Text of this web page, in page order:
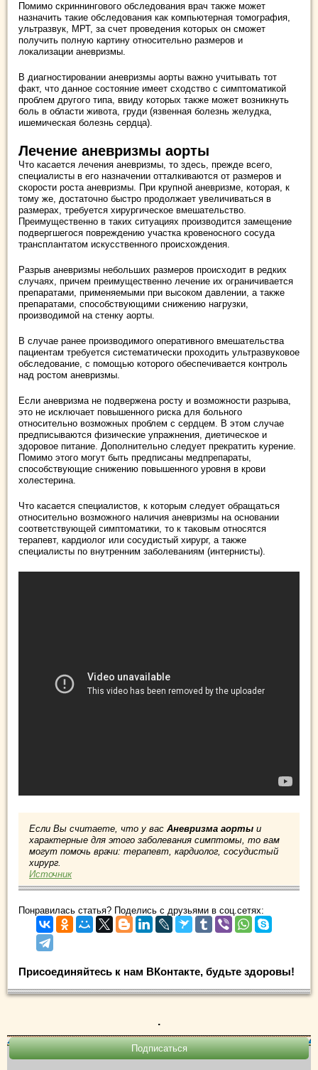
Помимо скриннингового обследования врач также может
назначить такие обследования как компьютерная томография,
ультразвук, МРТ, за счет проведения которых он сможет
получить полную картину относительно размеров и
локализации аневризмы.
В диагностировании аневризмы аорты важно учитывать тот
факт, что данное состояние имеет сходство с симптоматикой
проблем другого типа, ввиду которых также может возникнуть
боль в области живота, груди (язвенная болезнь желудка,
ишемическая болезнь сердца).
Лечение аневризмы аорты
Что касается лечения аневризмы, то здесь, прежде всего,
специалисты в его назначении отталкиваются от размеров и
скорости роста аневризмы. При крупной аневризме, которая, к
тому же, достаточно быстро продолжает увеличиваться в
размерах, требуется хирургическое вмешательство.
Преимущественно в таких ситуациях производится замещение
подвергшегося повреждению участка кровеносного сосуда
трансплантатом искусственного происхождения.
Разрыв аневризмы небольших размеров происходит в редких
случаях, причем преимущественно лечение их ограничивается
препаратами, применяемыми при высоком давлении, а также
препаратами, способствующими снижению нагрузки,
производимой на стенку аорты.
В случае ранее производимого оперативного вмешательства
пациентам требуется систематически проходить ультразвуковое
обследование, с помощью которого обеспечивается контроль
над ростом аневризмы.
Если аневризма не подвержена росту и возможности разрыва,
это не исключает повышенного риска для больного
относительно возможных проблем с сердцем. В этом случае
предписываются физические упражнения, диетическое и
здоровое питание. Дополнительно следует прекратить курение.
Помимо этого могут быть предписаны медпрепараты,
способствующие снижению повышенного уровня в крови
холестерина.
Что касается специалистов, к которым следует обращаться
относительно возможного наличия аневризмы на основании
соответствующей симптоматики, то к таковым относятся
терапевт, кардиолог или сосудистый хирург, а также
специалисты по внутренним заболеваниям (интернисты).
Если Вы считаете, что у вас Аневризма аорты и
характерные для этого заболевания симптомы, то вам
могут помочь врачи: терапевт, кардиолог, сосудистый
хирург.
Источник
Понравилась статья? Поделись с друзьями в соц.сетях:
Присоединяйтесь к нам ВКонтакте, будьте здоровы!
.